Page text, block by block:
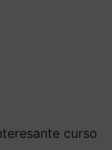
curso